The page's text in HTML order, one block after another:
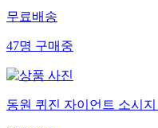
무료배송
47명구매중
동원 퀴진 자이언트 소시